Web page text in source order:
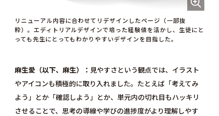
リニューアル内容に合わせてリデザインしたページ（一部抜
粋）。エディトリアルデザインで培った経験値を活かし、生徒にと
っても先生にとってもわかりやすいデザインを目指した。
麻生愛（以下、麻生）
見やすさという観点では、イラスト
やアイコンも積極的に取り入れました。たとえば「考えてみ
よう」とか「確認しよう」とか、単元内の切れ目もハッキリ
させることで、思考の導線や学びの進捗度がより理解しやす